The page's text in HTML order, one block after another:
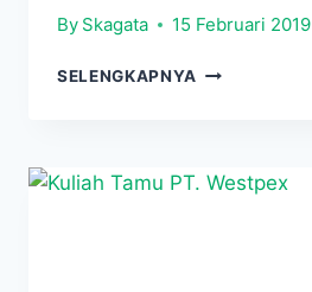
By Skagata 15 Februari 2019
SELENGKAPNYA KULIAH